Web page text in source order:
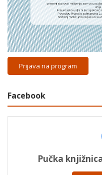
Prijava na program
Facebook
Pučka